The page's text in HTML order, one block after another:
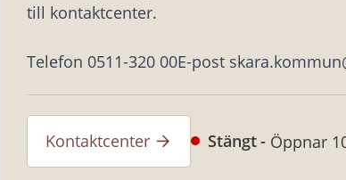
till kontaktcenter.
Telefon 0511-320 00E-post
Kontaktcenter Stängt Öppnar